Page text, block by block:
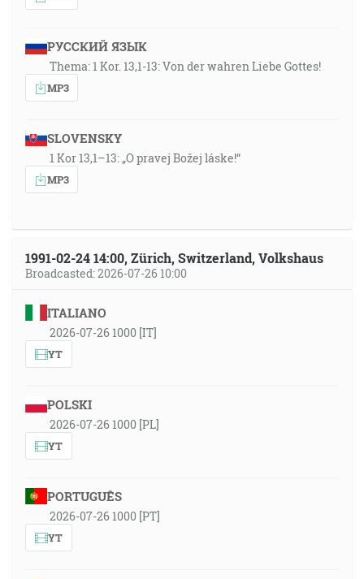
РУССКИЙ ЯЗЫК
Thema: 1 Kor. 13,1-13: Von der wahren Liebe Gottes!
MP3
SLOVENSKY
1 Kor 13,1–13: „O pravej Božej láske!“
MP3
1991-02-24 14:00, Zürich, Switzerland, Volkshaus
Broadcasted: 2026-07-26 10:00
ITALIANO
2026-07-26 1000 [IT]
YT
POLSKI
2026-07-26 1000 [PL]
YT
PORTUGUÊS
2026-07-26 1000 [PT]
YT